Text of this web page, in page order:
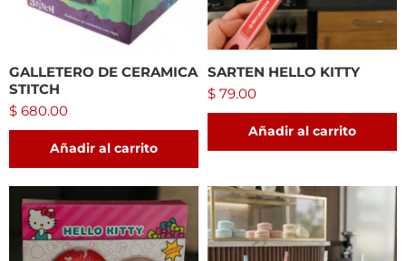
GALLETERO DE CERAMICA
STITCH
$ 680.00
Añadir al carrito
SARTEN HELLO KITTY
$ 79.00
Añadir al carrito